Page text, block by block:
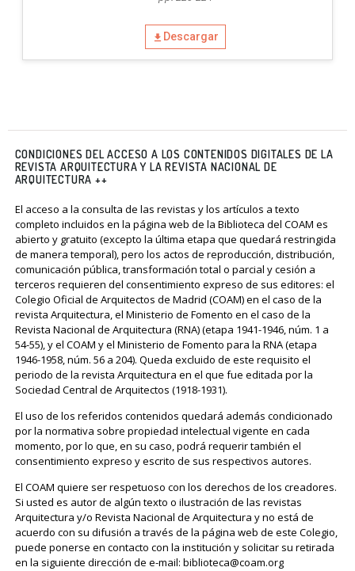
Descargar
CONDICIONES DEL ACCESO A LOS CONTENIDOS DIGITALES DE LA
REVISTA ARQUITECTURA Y LA REVISTA NACIONAL DE
ARQUITECTURA ++
El acceso a la consulta de las revistas y los artículos a texto
completo incluidos en la página web de la Biblioteca del COAM es
abierto y gratuito (excepto la última etapa que quedará restringida
de manera temporal), pero los actos de reproducción, distribución,
comunicación pública, transformación total o parcial y cesión a
terceros requieren del consentimiento expreso de sus editores: el
Colegio Oficial de Arquitectos de Madrid (COAM) en el caso de la
revista Arquitectura, el Ministerio de Fomento en el caso de la
Revista Nacional de Arquitectura (RNA) (etapa 1941-1946, núm. 1 a
54-55), y el COAM y el Ministerio de Fomento para la RNA (etapa
1946-1958, núm. 56 a 204). Queda excluido de este requisito el
periodo de la revista Arquitectura en el que fue editada por la
Sociedad Central de Arquitectos (1918-1931).
El uso de los referidos contenidos quedará además condicionado
por la normativa sobre propiedad intelectual vigente en cada
momento, por lo que, en su caso, podrá requerir también el
consentimiento expreso y escrito de sus respectivos autores.
El COAM quiere ser respetuoso con los derechos de los creadores.
Si usted es autor de algún texto o ilustración de las revistas
Arquitectura y/o Revista Nacional de Arquitectura y no está de
acuerdo con su difusión a través de la página web de este Colegio,
puede ponerse en contacto con la institución y solicitar su retirada
en la siguiente dirección de e-mail: biblioteca@coam.org